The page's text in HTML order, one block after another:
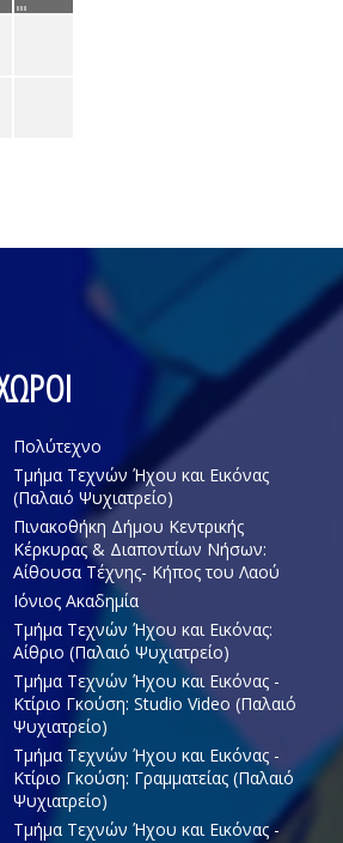
Πολύτεχνο
Τμήμα Τεχνών Ήχου και Εικόνας
(Παλαιό Ψυχιατρείο)
Πινακοθήκη Δήμου Κεντρικής
Κέρκυρας & Διαποντίων Νήσων:
Αίθουσα Τέχνης- Κήπος του Λαού
Ιόνιος Ακαδημία
Τμήμα Τεχνών Ήχου και Εικόνας:
Αίθριο (Παλαιό Ψυχιατρείο)
Τμήμα Τεχνών Ήχου και Εικόνας -
Κτίριο Γκούση: Studio Video (Παλαιό
Ψυχιατρείο)
Τμήμα Τεχνών Ήχου και Εικόνας -
Κτίριο Γκούση: Γραμματείας (Παλαιό
Ψυχιατρείο)
Τμήμα Τεχνών Ήχου και Εικόνας -